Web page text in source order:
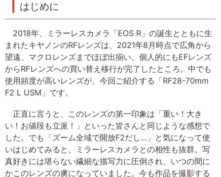
はじめに
2018年、ミラーレスカメラ「EOS R」の誕生とともに生
まれたキヤノンのRFレンズは、2021年8月時点で広角から
望遠、マクロレンズまでほぼ出揃い、個人的にもEFレンズ
からRFレンズへの買い替え移行が完了したところ。中でも
使用頻度が高いレンズが、今回ご紹介する「RF28-70mm
F2 L USM」です。
正直に言うと、このレンズの第一印象は「重い！大き
い！お値段も立派！」といった皆さんと同じような感想で
した。でも「ズーム全域で開放F2だし…」と気になって使
いはじめてみると、ミラーレスカメラとの相性も抜群。写
真好きには堪らない繊細な描写力に圧倒され、いつの間に
かこのレンズの虜になっていました。今も作品を撮影する